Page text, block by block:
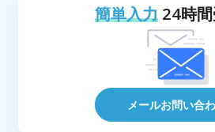
簡単入力24時間
メールお問い合